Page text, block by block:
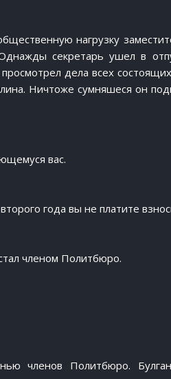
нагрузку
секретарь ушел в
дела всех
Ничтоже сумняшеся он
вас.
года вы не платите
членом Политбюро.
членов Политбюро.